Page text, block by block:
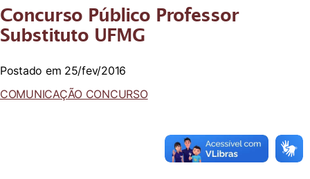
Concurso Público Professor
Substituto UFMG
Postado em 25/fev/2016
COMUNICAÇÃO CONCURSO